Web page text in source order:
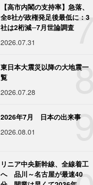
7
【高市内閣の支持率】急落、
全8社が政権発足後最低に：3
社は2桁減─7月世論調査
2026.07.31
8
東日本大震災以降の大地震一
覧
2026.07.28
9
2026年7月 日本の出来事
2026.08.01
リニア中央新幹線、全線着工
へ 品川～名古屋が最速40